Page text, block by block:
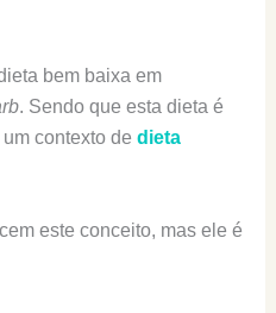
bem baixa em
. Sendo que esta dieta é
contexto de dieta
este conceito, mas ele é